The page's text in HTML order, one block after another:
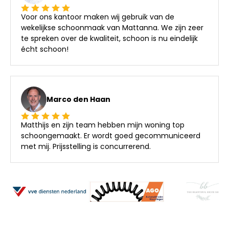
Voor ons kantoor maken wij gebruik van de
wekelijkse schoonmaak van Mattanna. We zijn zeer
te spreken over de kwaliteit, schoon is nu eindelijk
écht schoon!
Marco den Haan
Matthijs en zijn team hebben mijn woning top
schoongemaakt. Er wordt goed gecommuniceerd
met mij. Prijsstelling is concurrerend.